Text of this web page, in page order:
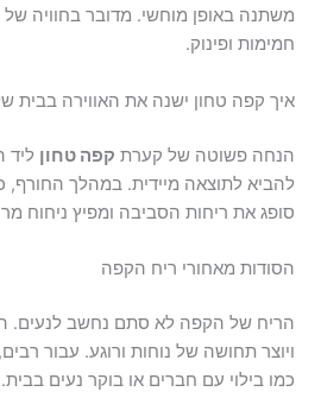
משתנה באופן מוחשי. מדובר בחוויה של
חמימות ופינוק.
איך קפה טחון ישנה את האווירה בבית
הנחה פשוטה של קערת קפה טחון ליד
להביא לתוצאה מיידית. במהלך
סופג את ריחות הסביבה ומפיץ ניחוח
הסודות מאחורי ריח הקפה
הריח של הקפה לא סתם נחשב לנעים.
ויוצר תחושה של נוחות ורוגע. עבור
כמו בילוי עם חברים או בוקר נעים בבית.